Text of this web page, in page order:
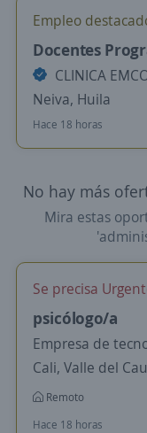
Empleo
Docentes
CLINICA
Neiva, Huila
Hace 18 horas
No hay más
Mira estas
Se precisa
psicólogo/a
Empresa de
Cali, Valle del
Remoto
Hace 18 horas